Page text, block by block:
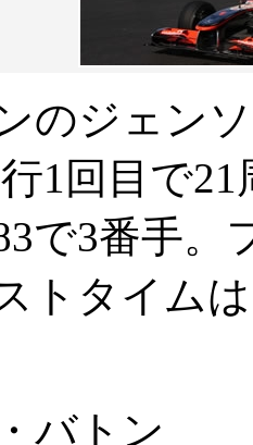
のジェン
1回目で
で3番手。
トタイム
バトン